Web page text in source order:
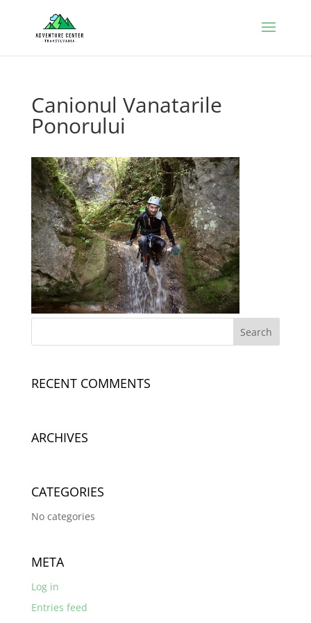
Canionul Vanatarile
Ponorului
RECENT COMMENTS
ARCHIVES
CATEGORIES
No categories
META
Log in
Entries feed